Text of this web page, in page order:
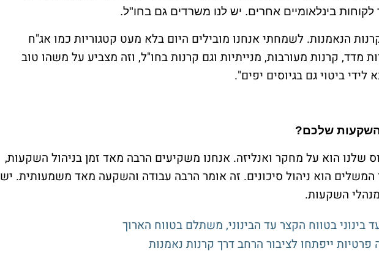
בינלאומיים אחרים. יש לנו משרדים גם בחו"ל.
הנאמנות. לשמחתי אנחנו מובילים היום בלא מעט קטגוריות כמו אג"ח
מדד, קרנות מעורבות, מנייתיות וגם קרנות בחו"ל, וזה מצביע על משהו טוב
ביטוי גם בגיוסים יפים".
שלכם?
שלנו הוא על מחקר ואנליזה. אנחנו משקיעים הרבה מאד זמן בניהול השקעות,
הוא ניהול סיכונים. זה אומר הרבה עבודה והשקעה מאד משמעותית. יש
השקעות.
בינוני בטווח הקצר עד הבינוני, משתלם בטווח הארוך
ייפתחו לציבור הרחב דרך קרנות נאמנות